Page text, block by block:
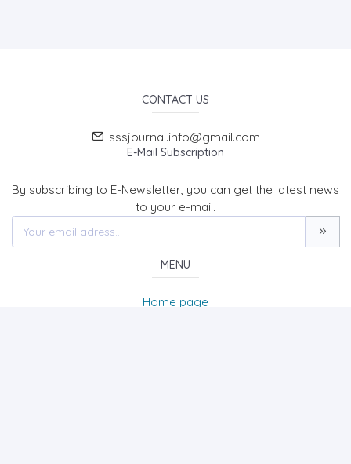
CONTACT US
sssjournal.info@gmail.com
E-Mail Subscription
By subscribing to E-Newsletter, you can get the latest news
to your e-mail.
MENU
Home page